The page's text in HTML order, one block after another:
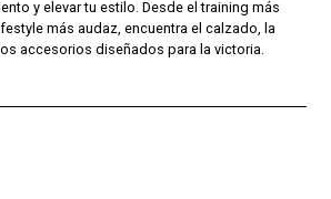
y elevar tu estilo. Desde el training más
más audaz, encuentra el calzado, la
accesorios diseñados para la victoria.